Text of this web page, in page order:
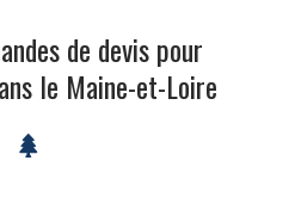
de devis pour
le Maine-et-Loire